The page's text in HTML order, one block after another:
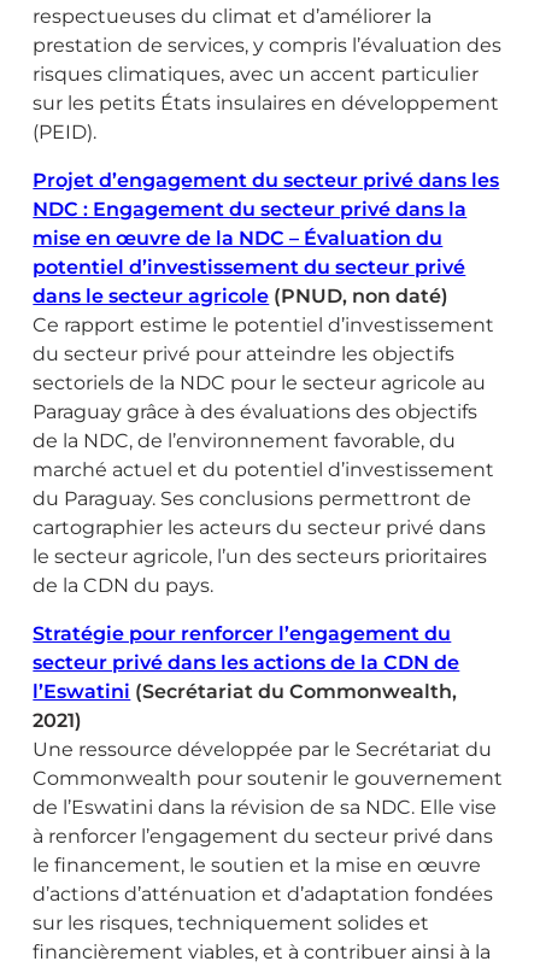
respectueuses du climat et d’améliorer la
prestation de services, y compris l’évaluation des
risques climatiques, avec un accent particulier
sur les petits États insulaires en développement
(PEID).
Projet d’engagement du secteur privé dans les
NDC : Engagement du secteur privé dans la
mise en œuvre de la NDC – Évaluation du
potentiel d’investissement du secteur privé
dans le secteur agricole (PNUD, non daté)
Ce rapport estime le potentiel d’investissement
du secteur privé pour atteindre les objectifs
sectoriels de la NDC pour le secteur agricole au
Paraguay grâce à des évaluations des objectifs
de la NDC, de l’environnement favorable, du
marché actuel et du potentiel d’investissement
du Paraguay. Ses conclusions permettront de
cartographier les acteurs du secteur privé dans
le secteur agricole, l’un des secteurs prioritaires
de la CDN du pays.
Stratégie pour renforcer l’engagement du
secteur privé dans les actions de la CDN de
l’Eswatini (Secrétariat du Commonwealth,
2021)
Une ressource développée par le Secrétariat du
Commonwealth pour soutenir le gouvernement
de l’Eswatini dans la révision de sa NDC. Elle vise
à renforcer l’engagement du secteur privé dans
le financement, le soutien et la mise en œuvre
d’actions d’atténuation et d’adaptation fondées
sur les risques, techniquement solides et
financièrement viables, et à contribuer ainsi à la